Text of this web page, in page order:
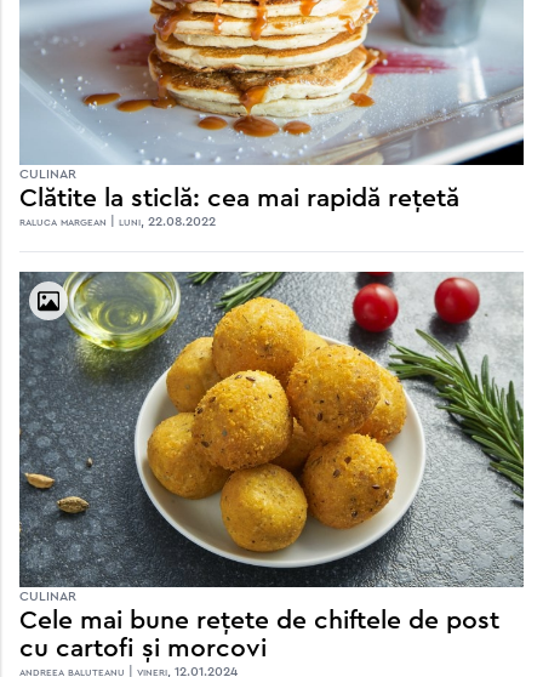
CULINAR
Clătite la sticlă: cea mai rapidă rețetă
raluca margean | luni, 22.08.2022
CULINAR
Cele mai bune rețete de chiftele de post
cu cartofi și morcovi
andreea baluteanu | vineri, 12.01.2024